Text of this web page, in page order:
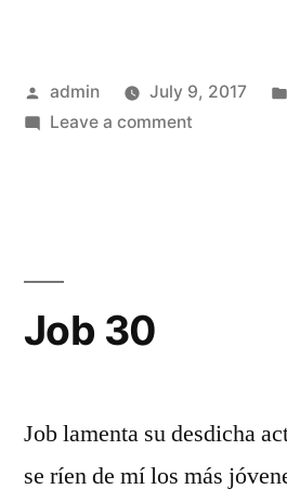
Posted
by
admin July 9, 2017
Leave a commenton
Job 30
Job lamenta su desdicha
se ríen de mí los más